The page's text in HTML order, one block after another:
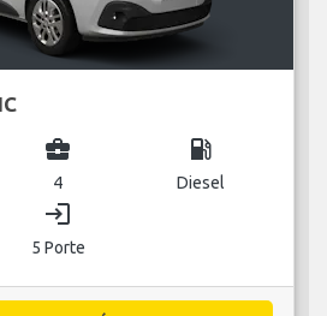
business_center
4
local_gas_station
Diesel
login
5 Porte